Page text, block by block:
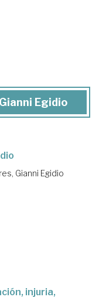
Egidio
Gianni Egidio
injuria,